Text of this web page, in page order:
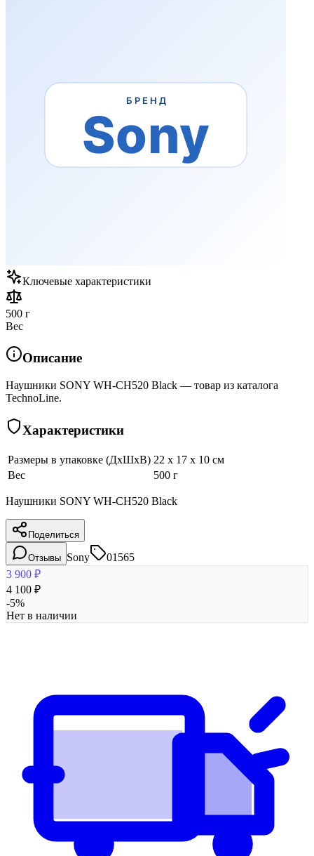
Ключевые характеристики
500 г
Вес
Описание
Наушники SONY WH-CH520 Black — товар из каталога
TechnoLine.
Характеристики
Размеры в упаковке (ДхШхВ) 22 x 17 x 10 см
Вес
500 г
Наушники SONY WH-CH520 Black
Поделиться
Отзывы Sony
01565
3 900 ₽
4 100 ₽
-5%
Нет в наличии